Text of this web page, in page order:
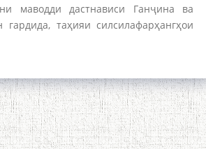
маводди дастнависи Ганҷина ва
таҳияи силсилафарҳангҳои